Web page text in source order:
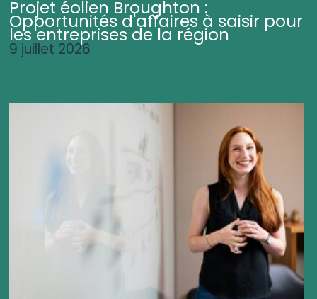
Projet éolien Broughton :
Opportunités d'affaires à saisir pour
les entreprises de la région
9 juillet 2026